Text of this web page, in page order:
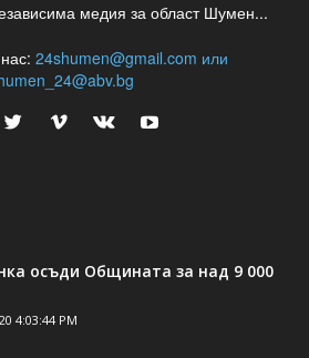
медия за област Шумен...
24shumen@gmail.com или
осъди Общината за над 9 000
4:03:44 PM